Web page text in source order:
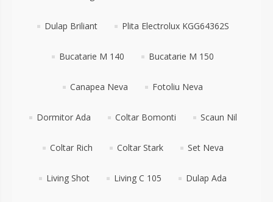
Dulap Briliant Plita Electrolux KGG64362S
Bucatarie M 140 Bucatarie M 150
Canapea Neva Fotoliu Neva
Dormitor Ada Coltar Bomonti Scaun Nil
Coltar Rich Coltar Stark Set Neva
Living Shot Living C 105 Dulap Ada